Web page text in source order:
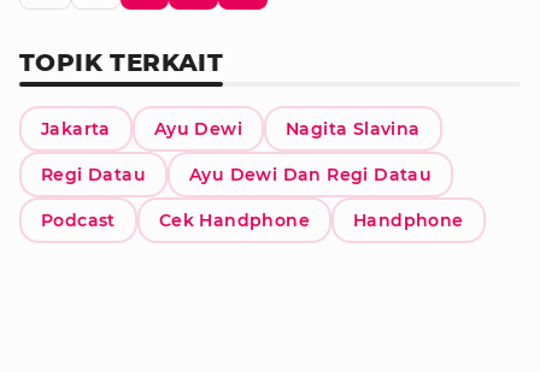
TOPIK TERKAIT
Jakarta Ayu Dewi Nagita Slavina
Regi Datau Ayu Dewi Dan Regi Datau
Podcast Cek Handphone Handphone